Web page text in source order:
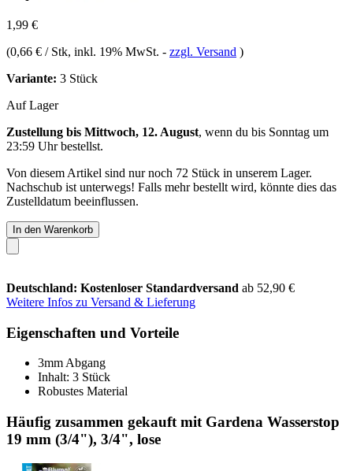
1,99 €
(0,66 € / Stk, inkl. 19% MwSt. - zzgl. Versand )
Variante: 3 Stück
Auf Lager
Zustellung bis Mittwoch, 12. August, wenn du bis Sonntag um
23:59 Uhrbestellst.
Von diesem Artikel sind nur noch 72 Stück in unserem Lager.
Nachschub ist unterwegs! Falls mehr bestellt wird, könnte dies das
Zustelldatum beeinflussen.
In den Warenkorb
Deutschland: Kostenloser Standardversand ab 52,90 €
Weitere Infos zu Versand & Lieferung
Eigenschaften und Vorteile
3mm Abgang
Inhalt: 3 Stück
Robustes Material
Häufig zusammen gekauft mit Gardena Wasserstop
19 mm (3/4"), 3/4", lose